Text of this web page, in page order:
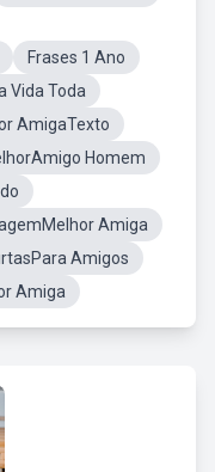
Frases 1 Ano
Vida Toda
AmigaTexto
Homem
Amiga
Amigos
Amiga